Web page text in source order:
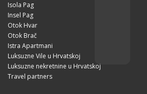
Isola Pag
Insel Pag
Otok Hvar
Otok Brač
Istra Apartmani
Luksuzne Vile u Hrvatskoj
Luksuzne nekretnine u Hrvatskoj
Travel partners